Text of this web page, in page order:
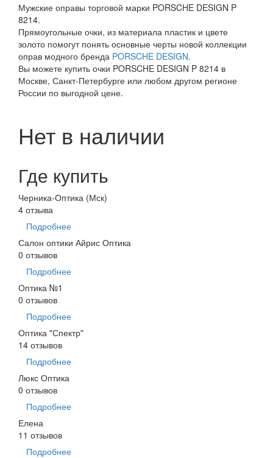
Мужские оправы торговой марки PORSCHE DESIGN P
8214.
Прямоугольные очки, из материала пластик и цвете
золото помогут понять основные черты новой коллекции
оправ модного бренда PORSCHE DESIGN.
Вы можете купить очки PORSCHE DESIGN P 8214 в
Москве, Санкт-Петербурге или любом другом регионе
России по выгодной цене.
Нет в наличии
Где купить
Черника-Оптика (Мск)
4 отзыва
Подробнее
Салон оптики Айрис Оптика
0 отзывов
Подробнее
Оптика №1
0 отзывов
Подробнее
Оптика "Спектр"
14 отзывов
Подробнее
Люкс Оптика
0 отзывов
Подробнее
Елена
11 отзывов
Подробнее